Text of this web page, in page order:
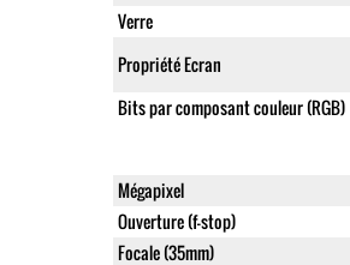
Verre
Propriété Ecran
Bits par composant couleur (RGB)
Mégapixel
Ouverture (f-stop)
Focale (35mm)